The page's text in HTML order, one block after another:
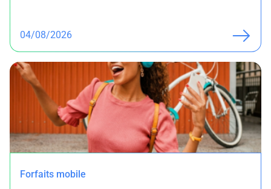
04/08/2026
Forfaits mobile